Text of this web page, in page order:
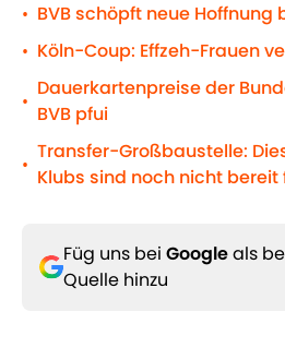
• BVB schöpft neue Hoffnung
• Köln-Coup: Effzeh-Frauen
•
Dauerkartenpreise der
BVB pfui
•
Transfer-Großbaustelle:
Klubs sind noch nicht
Füg uns bei Googleals
Quelle hinzu